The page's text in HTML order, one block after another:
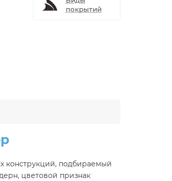
покрытий
конструкций, подбираемый
цветовой признак